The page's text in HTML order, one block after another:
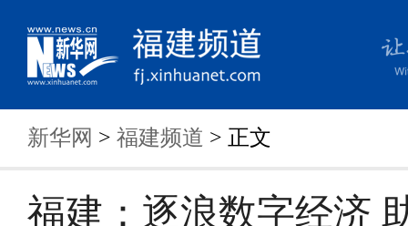
新华网 > 福建频道 > 正文
福建：逐浪数字经济